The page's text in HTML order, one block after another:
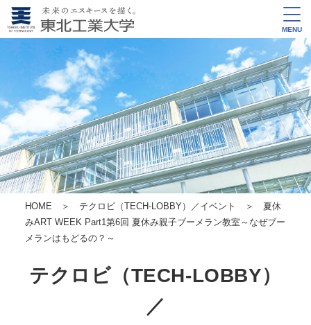
MENU
HOME ＞ テクロビ（TECH-LOBBY）／イベント
＞ 夏休
みART WEEK Part1第6回 夏休み親子ブーメラン教室 ～なぜブー
メランはもどるの？～
テクロビ（TECH-LOBBY）
／